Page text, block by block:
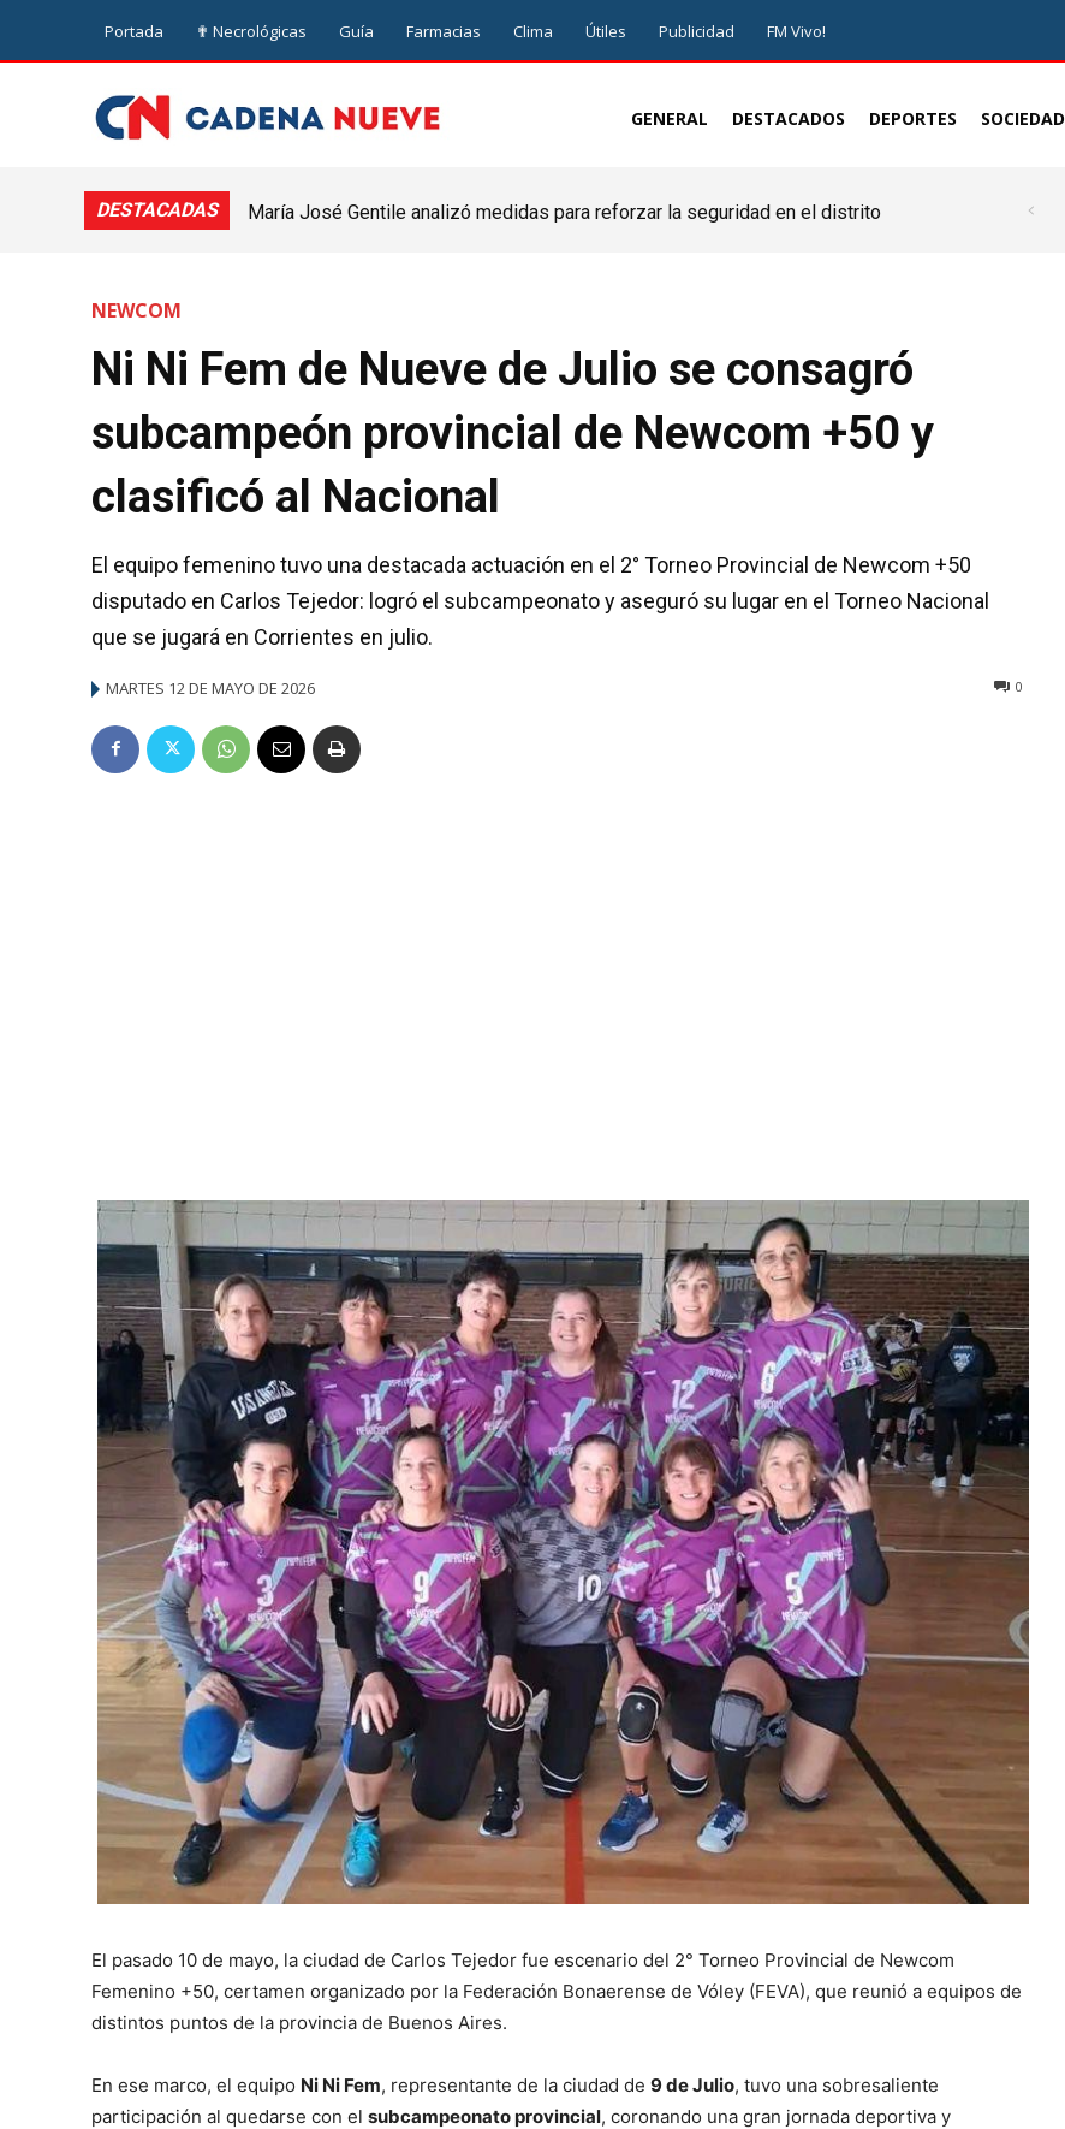
Portada ✟ Necrológicas Guía Farmacias Clima Útiles Publicidad FM Vivo!
GENERAL DESTACADOS DEPORTES SOCIEDAD
DESTACADAS
María José Gentile analizó medidas para reforzar la seguridad en el distrito
NEWCOM
Ni Ni Fem de Nueve de Julio se consagró
subcampeón provincial de Newcom +50 y
clasificó al Nacional
El equipo femenino tuvo una destacada actuación en el 2° Torneo Provincial de Newcom +50
disputado en Carlos Tejedor: logró el subcampeonato y aseguró su lugar en el Torneo Nacional
que se jugará en Corrientes en julio.
MARTES 12 DE MAYO DE 2026 0
El pasado 10 de mayo, la ciudad de Carlos Tejedor fue escenario del 2° Torneo Provincial de Newcom
Femenino +50, certamen organizado por la Federación Bonaerense de Vóley (FEVA), que reunió a equipos de
distintos puntos de la provincia de Buenos Aires.
En ese marco, el equipo Ni Ni Fem, representante de la ciudad de 9 de Julio, tuvo una sobresaliente
participación al quedarse con el subcampeonato provincial, coronando una gran jornada deportiva y